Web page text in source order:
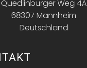
Quedlinburger Weg 4A
68307 Mannheim
Deutschland